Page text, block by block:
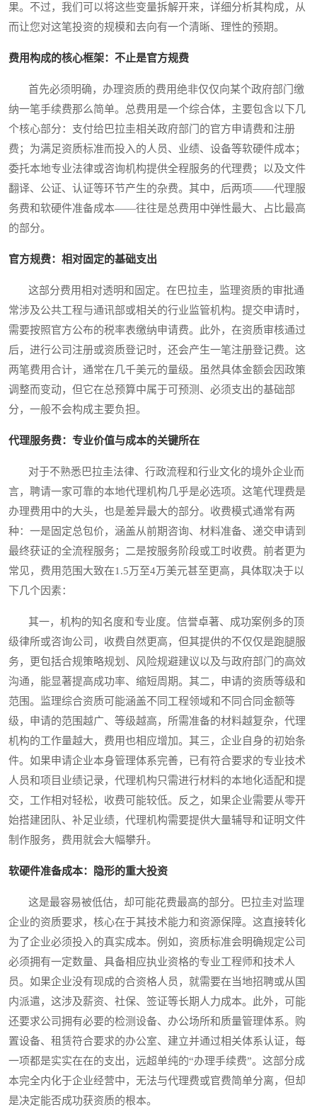
果。不过，我们可以将这些变量拆解开来，详细分析其构成，从
而让您对这笔投资的规模和去向有一个清晰、理性的预期。
费用构成的核心框架：不止是官方规费
首先必须明确，办理资质的费用绝非仅仅向某个政府部门缴
纳一笔手续费那么简单。总费用是一个综合体，主要包含以下几
个核心部分：支付给巴拉圭相关政府部门的官方申请费和注册
费；为满足资质标准而投入的人员、业绩、设备等软硬件成本；
委托本地专业法律或咨询机构提供全程服务的代理费；以及文件
翻译、公证、认证等环节产生的杂费。其中，后两项——代理服
务费和软硬件准备成本——往往是总费用中弹性最大、占比最高
的部分。
官方规费：相对固定的基础支出
这部分费用相对透明和固定。在巴拉圭，监理资质的审批通
常涉及公共工程与通讯部或相关的行业监管机构。提交申请时，
需要按照官方公布的税率表缴纳申请费。此外，在资质审核通过
后，进行公司注册或资质登记时，还会产生一笔注册登记费。这
两笔费用合计，通常在几千美元的量级。虽然具体金额会因政策
调整而变动，但它在总预算中属于可预测、必须支出的基础部
分，一般不会构成主要负担。
代理服务费：专业价值与成本的关键所在
对于不熟悉巴拉圭法律、行政流程和行业文化的境外企业而
言，聘请一家可靠的本地代理机构几乎是必选项。这笔代理费是
办理费用中的大头，也是差异最大的部分。收费模式通常有两
种：一是固定总包价，涵盖从前期咨询、材料准备、递交申请到
最终获证的全流程服务；二是按服务阶段或工时收费。前者更为
常见，费用范围大致在1.5万至4万美元甚至更高，具体取决于以
下几个因素：
其一，机构的知名度和专业度。信誉卓著、成功案例多的顶
级律所或咨询公司，收费自然更高，但其提供的不仅仅是跑腿服
务，更包括合规策略规划、风险规避建议以及与政府部门的高效
沟通，能显著提高成功率、缩短周期。其二，申请的资质等级和
范围。监理综合资质可能涵盖不同工程领域和不同合同金额等
级，申请的范围越广、等级越高，所需准备的材料越复杂，代理
机构的工作量越大，费用也相应增加。其三，企业自身的初始条
件。如果申请企业本身管理体系完善，已有符合要求的专业技术
人员和项目业绩记录，代理机构只需进行材料的本地化适配和提
交，工作相对轻松，收费可能较低。反之，如果企业需要从零开
始搭建团队、补足业绩，代理机构需要提供大量辅导和证明文件
制作服务，费用就会大幅攀升。
软硬件准备成本：隐形的重大投资
这是最容易被低估，却可能花费最高的部分。巴拉圭对监理
企业的资质要求，核心在于其技术能力和资源保障。这直接转化
为了企业必须投入的真实成本。例如，资质标准会明确规定公司
必须拥有一定数量、具备相应执业资格的专业工程师和技术人
员。如果企业没有现成的合资格人员，就需要在当地招聘或从国
内派遣，这涉及薪资、社保、签证等长期人力成本。此外，可能
还要求公司拥有必要的检测设备、办公场所和质量管理体系。购
置设备、租赁符合要求的办公室、建立并通过相关体系认证，每
一项都是实实在在的支出，远超单纯的“办理手续费”。这部分成
本完全内化于企业经营中，无法与代理费或官费简单分离，但却
是决定能否成功获资质的根本。